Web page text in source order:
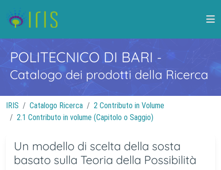
POLITECNICO DI BARI -
Catalogo dei prodotti della Ricerca
IRIS Catalogo Ricerca
2 Contributo in Volume
2.1 Contributo in volume (Capitolo o Saggio)
Un modello di scelta della sosta
basato sulla Teoria della Possibilità